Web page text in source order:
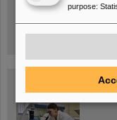
purpose: